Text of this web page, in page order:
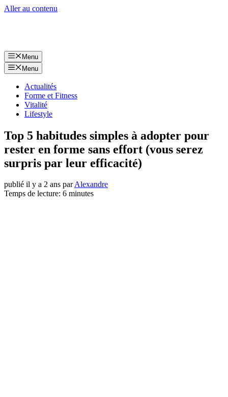
Aller au contenu
Menu
Menu
Actualités
Forme et Fitness
Vitalité
Lifestyle
Top 5 habitudes simples à adopter pour
rester en forme sans effort (vous serez
surpris par leur efficacité)
publié il y a 2 ans parAlexandre
Temps de lecture: 6 minutes